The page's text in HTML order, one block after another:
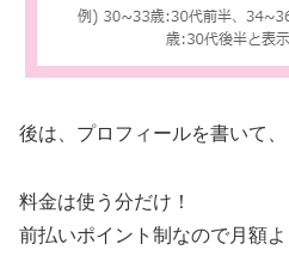
後は、プロフィールを書いて、
料金は使う分だけ！
前払いポイント制なので月額